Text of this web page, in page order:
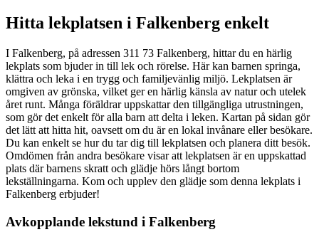
Hitta lekplatsen i Falkenberg enkelt
I Falkenberg, på adressen 311 73 Falkenberg, hittar du en härlig
lekplats som bjuder in till lek och rörelse. Här kan barnen springa,
klättra och leka i en trygg och familjevänlig miljö. Lekplatsen är
omgiven av grönska, vilket ger en härlig känsla av natur och utelek
året runt. Många föräldrar uppskattar den tillgängliga utrustningen,
som gör det enkelt för alla barn att delta i leken. Kartan på sidan gör
det lätt att hitta hit, oavsett om du är en lokal invånare eller besökare.
Du kan enkelt se hur du tar dig till lekplatsen och planera ditt besök.
Omdömen från andra besökare visar att lekplatsen är en uppskattad
plats där barnens skratt och glädje hörs långt bortom
lekställningarna. Kom och upplev den glädje som denna lekplats i
Falkenberg erbjuder!
Avkopplande lekstund i Falkenberg